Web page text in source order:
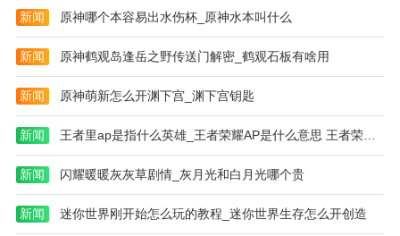
新闻 原神哪个本容易出水伤杯_原神水本叫什么
新闻 原神鹤观岛逢岳之野传送门解密_鹤观石板有啥用
新闻 原神萌新怎么开渊下宫_渊下宫钥匙
新闻 王者里ap是指什么英雄_王者荣耀AP是什么意思 王者荣耀术语大全
新闻 闪耀暖暖灰灰草剧情_灰月光和白月光哪个贵
新闻 迷你世界刚开始怎么玩的教程_迷你世界生存怎么开创造